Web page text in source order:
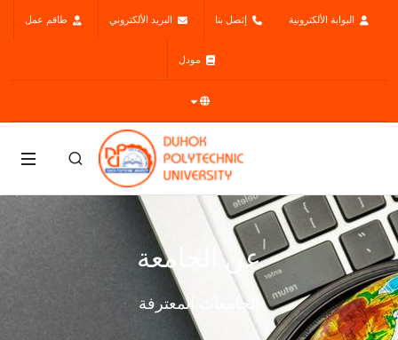
البوابة الألكترونية إتصل بنا البريد الألكتروني طاقم عمل
مودل
عن الجامعة
الجامعات المعترفة